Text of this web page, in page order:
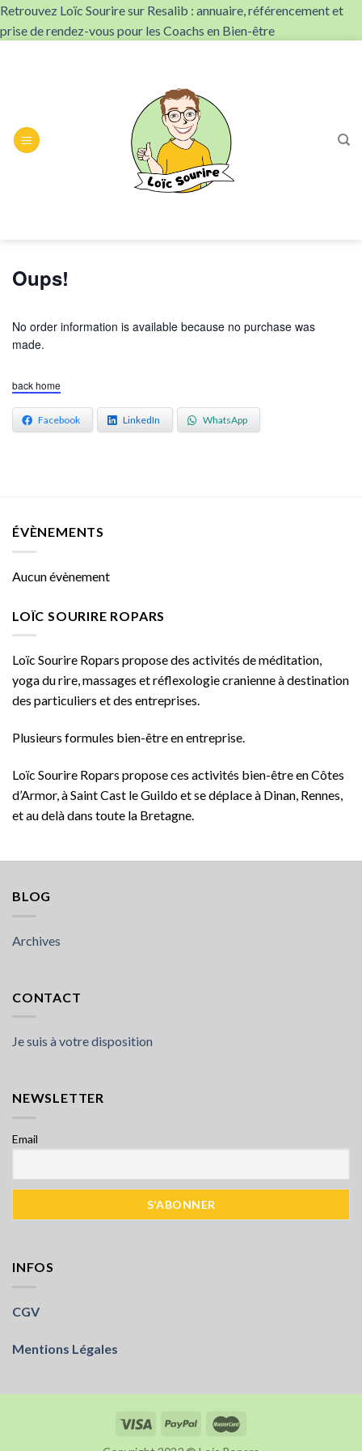
Retrouvez Loïc Sourire sur Resalib : annuaire, référencement et
prise de rendez-vous pour les Coachs en Bien-être
Oups!
No order information is available because no purchase was
made.
back home
Facebook LinkedIn WhatsApp
ÉVÈNEMENTS
Aucun évènement
LOÏC SOURIRE ROPARS
Loïc Sourire Ropars propose des activités de méditation,
yoga du rire, massages et réflexologie cranienne à destination
des particuliers et des entreprises.
Plusieurs formules bien-être en entreprise.
Loïc Sourire Ropars propose ces activités bien-être en Côtes
d’Armor, à Saint Cast le Guildo et se déplace à Dinan, Rennes,
et au delà dans toute la Bretagne.
BLOG
Archives
CONTACT
Je suis à votre disposition
NEWSLETTER
Email
INFOS
CGV
Mentions Légales